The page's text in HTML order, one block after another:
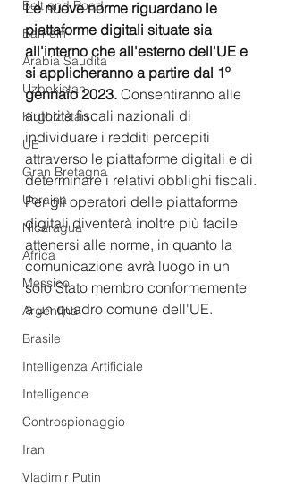
Belt and Road
Bahrein
Arabia Saudita
Uzbekistan
Kirghizistan
UE
Gran Bretagna
Ucraina
Nicaragua
Africa
Messico
Argentina
Brasile
Intelligenza Artificiale
Intelligence
Controspionaggio
Iran
Vladimir Putin
Le nuove norme riguardano le
piattaforme digitali situate sia
all'interno che all'esterno dell'UE e
si applicheranno a partire dal 1º
gennaio 2023. Consentiranno alle
autorità fiscali nazionali di
individuare i redditi percepiti
attraverso le piattaforme digitali e di
determinare i relativi obblighi fiscali.
Per gli operatori delle piattaforme
digitali diventerà inoltre più facile
attenersi alle norme, in quanto la
comunicazione avrà luogo in un
solo Stato membro conformemente
a un quadro comune dell'UE.